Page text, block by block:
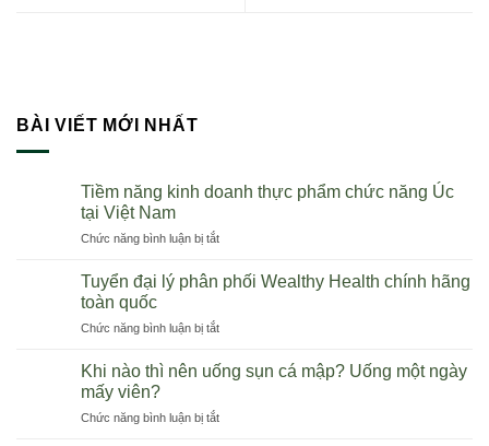
BÀI VIẾT MỚI NHẤT
Tiềm năng kinh doanh thực phẩm chức năng Úc
tại Việt Nam
Chức năng bình luận bị tắtở
năng
kinh
thực
chức
tại
Tuyển đại lý phân phối Wealthy Health chính hãng
toàn quốc
Chức năng bình luận bị tắtở
đại
phối
Khi nào thì nên uống sụn cá mập? Uống một ngày
mấy viên?
Chức năng bình luận bị tắtở